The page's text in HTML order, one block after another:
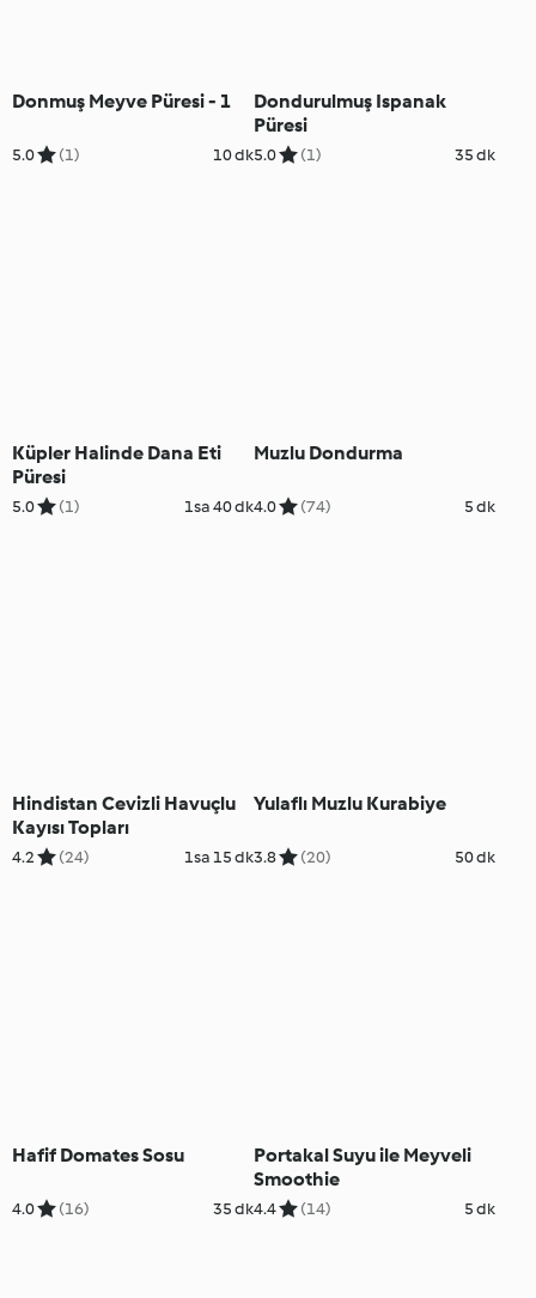
Donmuş Meyve Püresi - 1
5.0 (1) 10 dk
Dondurulmuş Ispanak
Püresi
5.0 (1) 35 dk
Küpler Halinde Dana Eti
Püresi
5.0 (1) 1sa 40 dk
Muzlu Dondurma
4.0 (74) 5 dk
Hindistan Cevizli Havuçlu
Kayısı Topları
4.2 (24) 1sa 15 dk
Yulaflı Muzlu Kurabiye
3.8 (20) 50 dk
Hafif Domates Sosu
4.0 (16) 35 dk
Portakal Suyu ile Meyveli
Smoothie
4.4 (14) 5 dk